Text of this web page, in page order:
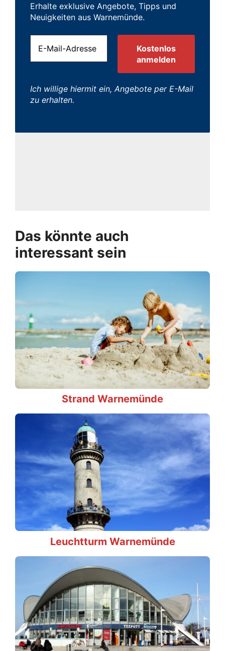
Erhalte exklusive Angebote, Tipps und
Neuigkeiten aus Warnemünde.
Ich willige hiermit ein, Angebote per E-Mail
zu erhalten.
Das könnte auch
interessant sein
Strand Warnemünde
Leuchtturm Warnemünde